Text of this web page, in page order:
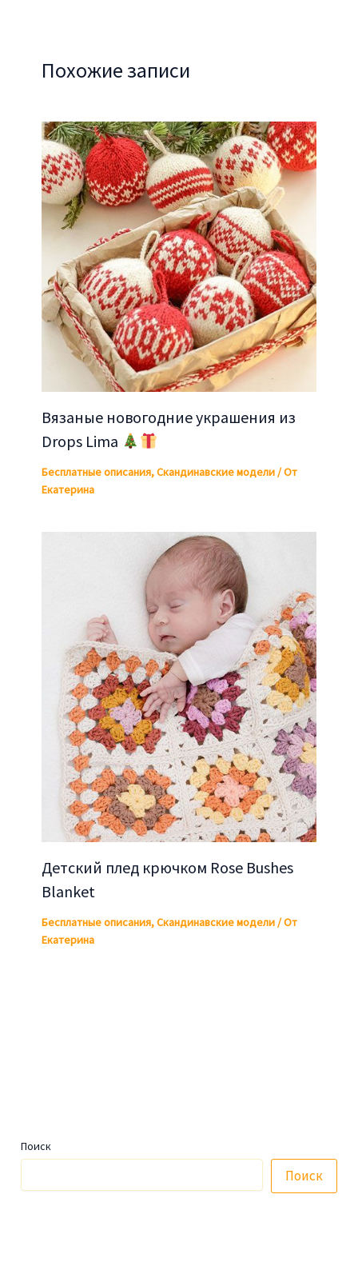
Похожие записи
Вязаные новогодние украшения из
Drops Lima
Бесплатные описания,Скандинавские модели/ От
Екатерина
Детский плед крючком Rose Bushes
Blanket
Бесплатные описания,Скандинавские модели/ От
Екатерина
Поиск
Поиск